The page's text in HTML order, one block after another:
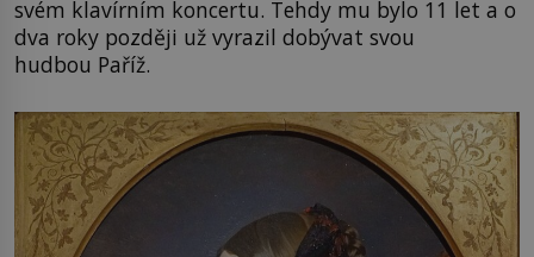
svém klavírním koncertu. Tehdy mu bylo 11 let a o
dva roky později už vyrazil dobývat svou
hudbou Paříž.